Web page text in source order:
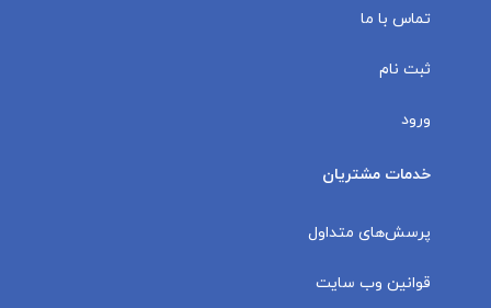
تماس با ما
ثبت نام
ورود
خدمات مشتریان
پرسش‌های متداول
قوانین وب سایت